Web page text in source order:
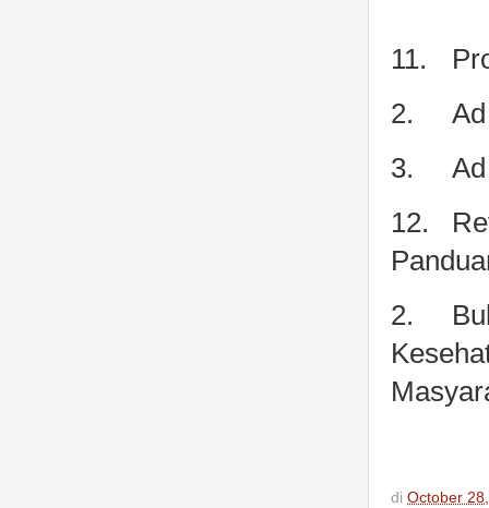
11.
2.
3.
12.
2.
di October